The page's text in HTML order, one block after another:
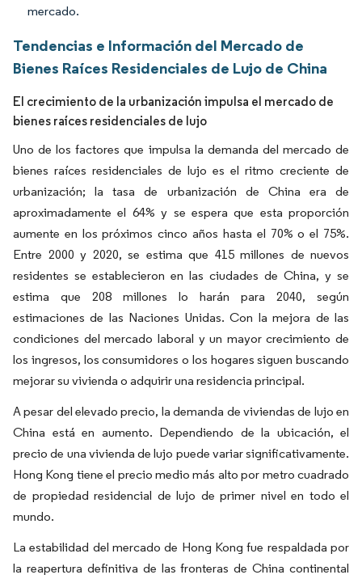
mercado.
Tendencias e Información del Mercado de
Bienes Raíces Residenciales de Lujo de China
El crecimiento de la urbanización impulsa el mercado de
bienes raíces residenciales de lujo
Uno de los factores que impulsa la demanda del mercado de
bienes raíces residenciales de lujo es el ritmo creciente de
urbanización; la tasa de urbanización de China era de
aproximadamente el 64% y se espera que esta proporción
aumente en los próximos cinco años hasta el 70% o el 75%.
Entre 2000 y 2020, se estima que 415 millones de nuevos
residentes se establecieron en las ciudades de China, y se
estima que 208 millones lo harán para 2040, según
estimaciones de las Naciones Unidas. Con la mejora de las
condiciones del mercado laboral y un mayor crecimiento de
los ingresos, los consumidores o los hogares siguen buscando
mejorar su vivienda o adquirir una residencia principal.
A pesar del elevado precio, la demanda de viviendas de lujo en
China está en aumento. Dependiendo de la ubicación, el
precio de una vivienda de lujo puede variar significativamente.
Hong Kong tiene el precio medio más alto por metro cuadrado
de propiedad residencial de lujo de primer nivel en todo el
mundo.
La estabilidad del mercado de Hong Kong fue respaldada por
la reapertura definitiva de las fronteras de China continental